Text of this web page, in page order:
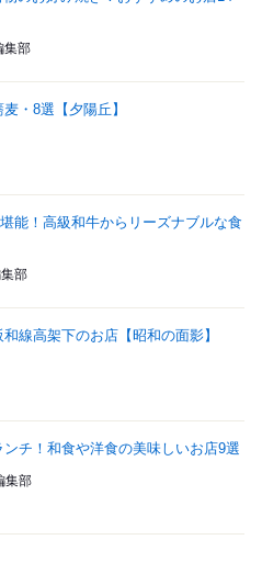
集部
・8選【夕陽丘】
能！高級和牛からリーズナブルな食
部
和線高架下のお店【昭和の面影】
チ！和食や洋食の美味しいお店9選
集部